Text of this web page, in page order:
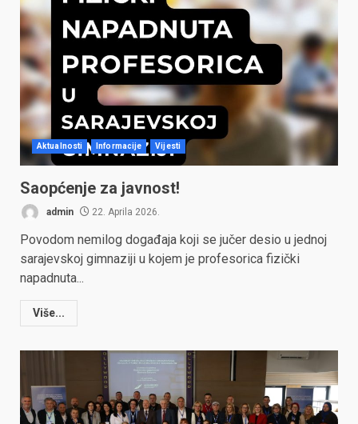
Aktualnosti Informacije Vijesti
Saopćenje za javnost!
admin 22. Aprila 2026.
Povodom nemilog događaja koji se jučer desio u jednoj
sarajevskoj gimnaziji u kojem je profesorica fizički
napadnuta...
Više...